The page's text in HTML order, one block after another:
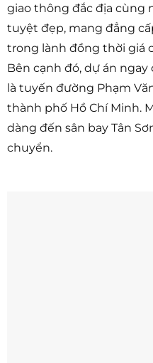
giao thông đắc địa cùng
tuyệt đẹp, mang đẳng
trong lành đồng thời giá
Bên cạnh đó, dự án
là tuyến đường Phạm
thành phố Hồ Chí Minh.
dàng đến sân bay Tân
chuyển.